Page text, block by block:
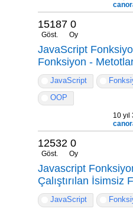
15187
Göst.
0
Oy
JavaScript
Fonksiyon -
JavaScript
OOP
10 yıl
12532
Göst.
0
Oy
Javascript
Çalıştırılan İsimsiz
JavaScript